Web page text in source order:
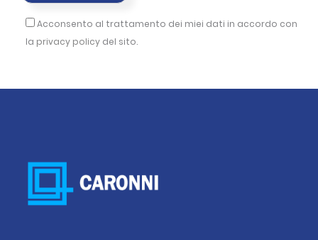
Acconsento al trattamento dei miei dati in accordo con
la privacy policy del sito.